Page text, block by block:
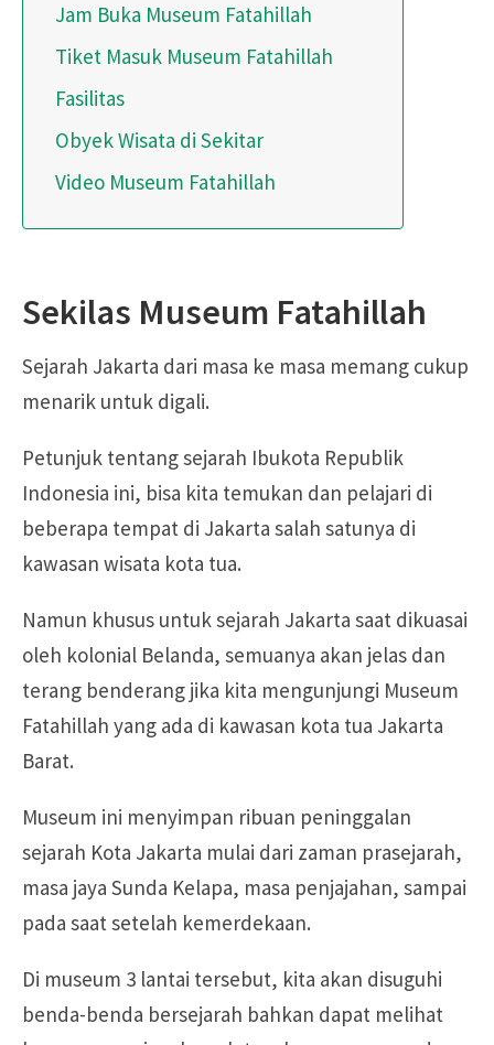
Jam Buka Museum Fatahillah
Tiket Masuk Museum Fatahillah
Fasilitas
Obyek Wisata di Sekitar
Video Museum Fatahillah
Sekilas Museum Fatahillah
Sejarah Jakarta dari masa ke masa memang cukup
menarik untuk digali.
Petunjuk tentang sejarah Ibukota Republik
Indonesia ini, bisa kita temukan dan pelajari di
beberapa tempat di Jakarta salah satunya di
kawasan wisata kota tua.
Namun khusus untuk sejarah Jakarta saat dikuasai
oleh kolonial Belanda, semuanya akan jelas dan
terang benderang jika kita mengunjungi Museum
Fatahillah yang ada di kawasan kota tua Jakarta
Barat.
Museum ini menyimpan ribuan peninggalan
sejarah Kota Jakarta mulai dari zaman prasejarah,
masa jaya Sunda Kelapa, masa penjajahan, sampai
pada saat setelah kemerdekaan.
Di museum 3 lantai tersebut, kita akan disuguhi
benda-benda bersejarah bahkan dapat melihat